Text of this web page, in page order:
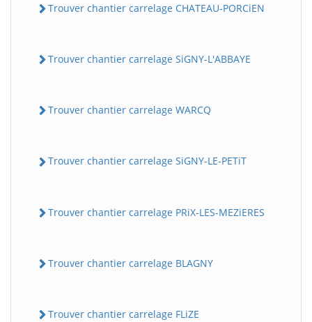
Trouver chantier carrelage CHATEAU-PORCiEN
Trouver chantier carrelage SiGNY-L'ABBAYE
Trouver chantier carrelage WARCQ
Trouver chantier carrelage SiGNY-LE-PETiT
Trouver chantier carrelage PRiX-LES-MEZiERES
Trouver chantier carrelage BLAGNY
Trouver chantier carrelage FLiZE